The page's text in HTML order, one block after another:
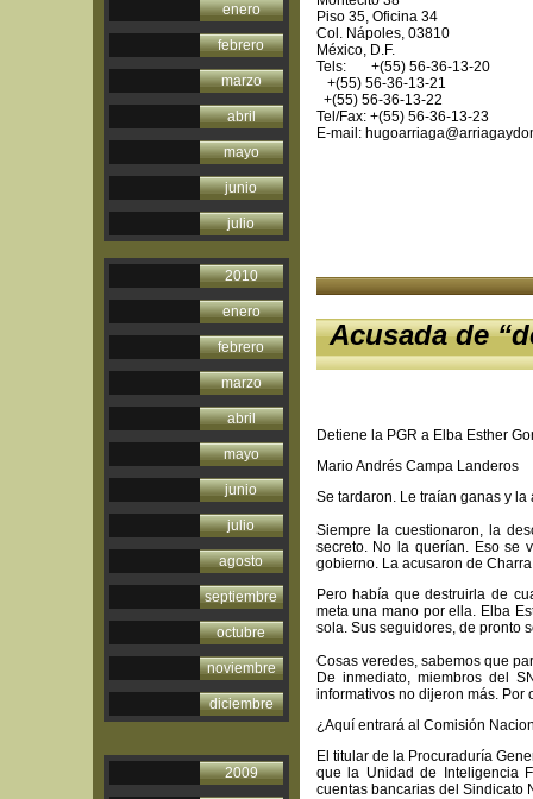
enero
febrero
marzo
abril
mayo
junio
julio
2010
enero
febrero
marzo
abril
mayo
junio
julio
agosto
septiembre
octubre
noviembre
diciembre
2009
Piso 35, Oficina 34
Col. Nápoles, 03810
México, D.F.
Tels: +(55) 56-36-13-20
+(55) 56-36-13-21
+(55) 56-36-13-22
Tel/Fax: +(55) 56-36-13-23
E-mail:
Acusada de
Detiene la PGR a Elba Esther
Mario Andrés Campa Landeros
Se tardaron. Le traían ganas y la
Siempre la cuestionaron, la
secreto. No la querían. Eso se
gobierno. La acusaron de
Pero había que destruirla de
meta una mano por ella. Elba
sola. Sus seguidores, de pronto
Cosas veredes, sabemos que
De inmediato, miembros del
informativos no dijeron más. Por
¿Aquí entrará al Comisión
El titular de la Procuraduría
que la Unidad de Inteligencia
cuentas bancarias del Sindicato